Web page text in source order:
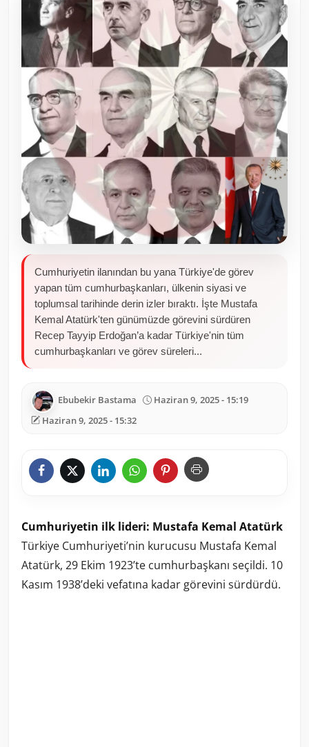
Kamu Kurumları ve Üst Kurullar
Resmi Reklamlar
Cumhuriyetin ilanından bu yana Türkiye'de görev
yapan tüm cumhurbaşkanları, ülkenin siyasi ve
toplumsal tarihinde derin izler bıraktı. İşte Mustafa
Kemal Atatürk'ten günümüzde görevini sürdüren
Recep Tayyip Erdoğan’a kadar Türkiye'nin tüm
cumhurbaşkanları ve görev süreleri...
Ebubekir Bastama
Haziran 9, 2025 - 15:19
Haziran 9, 2025 - 15:32
Cumhuriyetin ilk lideri: Mustafa Kemal Atatürk
Türkiye Cumhuriyeti’nin kurucusu Mustafa Kemal
Atatürk, 29 Ekim 1923’te cumhurbaşkanı seçildi. 10
Kasım 1938’deki vefatına kadar görevini sürdürdü.